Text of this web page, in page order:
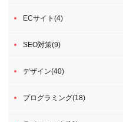
ECサイト(4)
SEO対策(9)
デザイン(40)
プログラミング(18)